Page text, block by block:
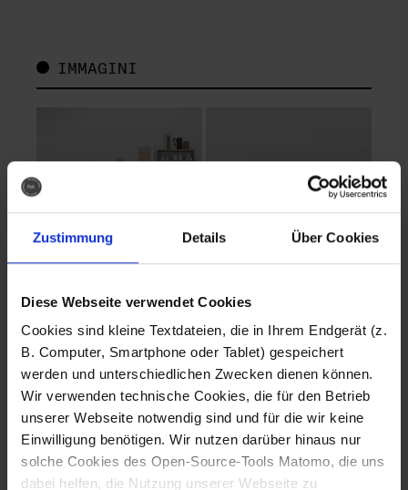
Zustimmung Details Über Cookies
Diese Webseite verwendet Cookies
Cookies sind kleine Textdateien, die in Ihrem Endgerät (z.
B. Computer, Smartphone oder Tablet) gespeichert
werden und unterschiedlichen Zwecken dienen können.
Wir verwenden technische Cookies, die für den Betrieb
unserer Webseite notwendig sind und für die wir keine
Einwilligung benötigen. Wir nutzen darüber hinaus nur
solche Cookies des Open-Source-Tools Matomo, die uns
dabei helfen, die Nutzung unserer Webseite zu
IMMAGINI
Fotografo: Lorenz
Sternbach
Download
Fotografo: Lorenz
Sternbach
Download